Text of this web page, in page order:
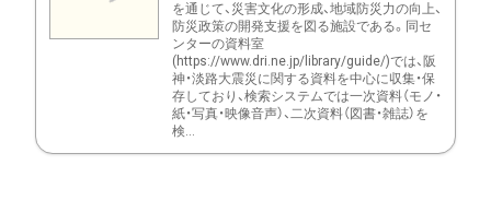
を通じて、災害文化の形成、地域防災力の向上、
防災政策の開発支援を図る施設である。同セ
ンターの資料室
(https://www.dri.ne.jp/library/guide/)では、阪
神・淡路大震災に関する資料を中心に収集・保
存しており、検索システムでは一次資料（モノ・
紙・写真・映像音声）、二次資料（図書・雑誌）を
検...